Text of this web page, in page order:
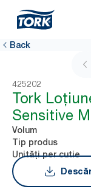
Back
425202
Tork
Sensitive
Volum
Tip produs
Unități per cutie